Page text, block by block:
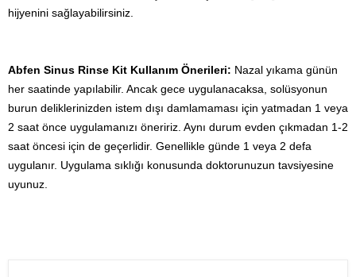
hijyenini sağlayabilirsiniz.
Abfen Sinus Rinse Kit Kullanım Önerileri: Nazal yıkama günün
her saatinde yapılabilir. Ancak gece uygulanacaksa, solüsyonun
burun deliklerinizden istem dışı damlamaması için yatmadan 1 veya
2 saat önce uygulamanızı öneririz. Aynı durum evden çıkmadan 1-2
saat öncesi için de geçerlidir. Genellikle günde 1 veya 2 defa
uygulanır. Uygulama sıklığı konusunda doktorunuzun tavsiyesine
uyunuz.